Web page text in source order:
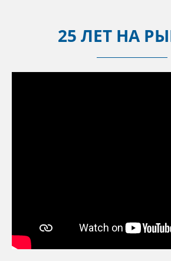
25 ЛЕТ НА